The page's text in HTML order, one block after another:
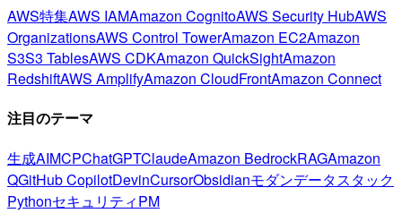
AWS特集AWS IAMAmazon CognitoAWS Security HubAWS
OrganizationsAWS Control TowerAmazon EC2Amazon
S3S3 TablesAWS CDKAmazon QuickSightAmazon
RedshiftAWS AmplifyAmazon CloudFrontAmazon Connect
注目のテーマ
生成AIMCPChatGPTClaudeAmazon BedrockRAGAmazon
QGitHub CopilotDevinCursorObsidianモダンデータスタック
PythonセキュリティPM